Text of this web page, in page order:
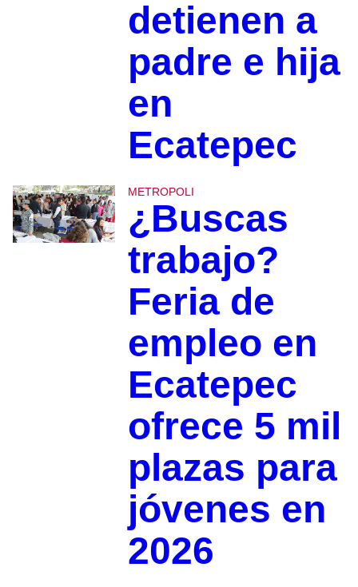
detienen a
padre e hija
en
Ecatepec
METROPOLI
¿Buscas
trabajo?
Feria de
empleo en
Ecatepec
ofrece 5 mil
plazas para
jóvenes en
2026